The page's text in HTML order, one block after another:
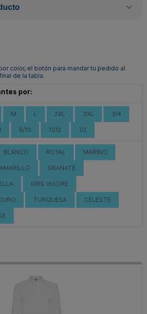
color, el botón para mandar tu pedido al
de la tabla.
por:
M L 2XL 3XL 3/4
9/10 11/12 1/2
BLANCO ROYAL MARINO
AMARILLO GRANATE
GRIS VIGORE
TURQUESA CELESTE